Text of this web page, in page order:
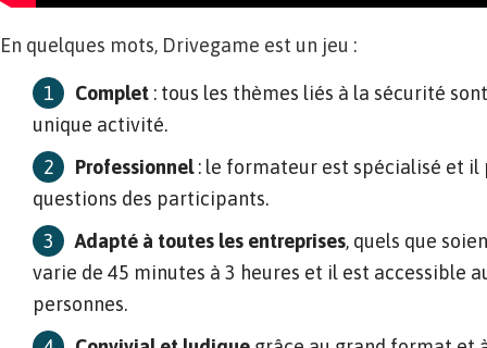
En quelques mots, Drivegame est un jeu :
Complet : tous les thèmes liés à la sécurité
unique activité.
Professionnel: le formateur est spécialisé et il
questions des participants.
Adapté à toutes les entreprises, quels que
varie de 45 minutes à 3 heures et il est accessible
personnes.